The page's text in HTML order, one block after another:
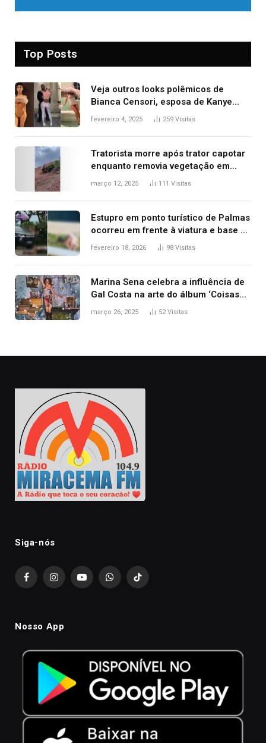
Top Posts
Veja outros looks polêmicos de
Bianca Censori, esposa de Kanye
West que apareceu nua no Grammy
fevereiro 4, 2025 259 Visitas
Tratorista morre após trator capotar
enquanto removia vegetação em
ribanceira de rodovia
março 12, 2025 111 Visitas
Estupro em ponto turístico de Palmas
ocorreu em frente à viatura e base de
segurança; polícia investiga
fevereiro 18, 2026 98 Visitas
Marina Sena celebra a influência de
Gal Costa na arte do álbum ‘Coisas
naturais’
março 26, 2025 52Visitas
Siga-nós
FacebookInstagramYouTubeWhatsAppTikTok
Nosso App